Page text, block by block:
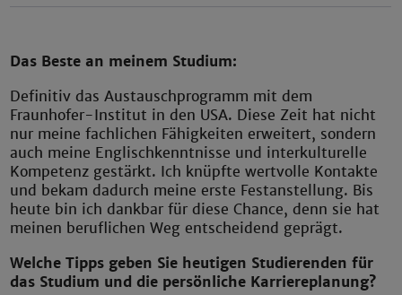
Das Beste an meinem Studium:
Definitiv das Austauschprogramm mit dem
Fraunhofer-Institut in den USA. Diese Zeit hat nicht
nur meine fachlichen Fähigkeiten erweitert, sondern
auch meine Englischkenntnisse und interkulturelle
Kompetenz gestärkt. Ich knüpfte wertvolle Kontakte
und bekam dadurch meine erste Festanstellung. Bis
heute bin ich dankbar für diese Chance, denn sie hat
meinen beruflichen Weg entscheidend geprägt.
Welche Tipps geben Sie heutigen Studierenden für
das Studium und die persönliche Karriereplanung?